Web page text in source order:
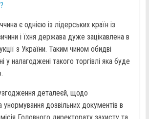
є однією із лідерських країн із
і їхня держава дуже зацікавлена в
з України. Таким чином обидві
у налагоджені такого торгівлі яка буде
деталеєй, щодо
унормування дозвільних документів в